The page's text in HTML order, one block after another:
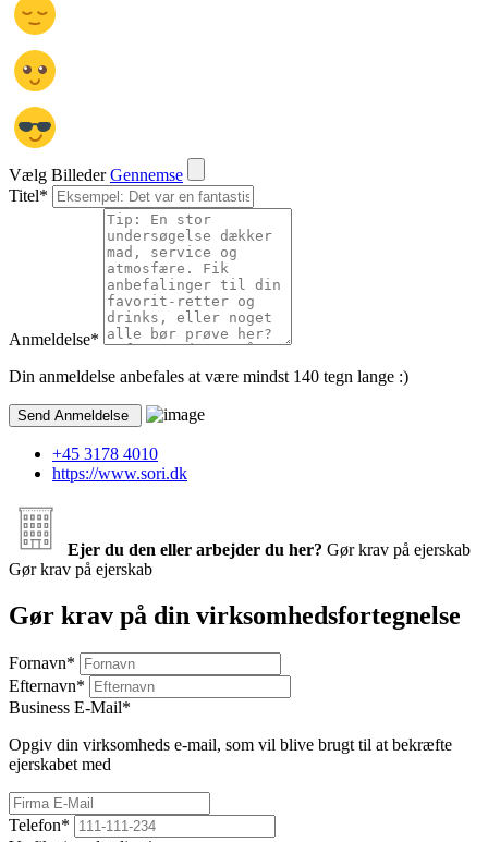
Vælg Billeder Gennemse
Titel*
Anmeldelse*
Din anmeldelse anbefales at være mindst 140 tegn lange :)
+45 3178 4010
https://www.sori.dk
Ejer du den eller arbejder du her? Gør krav på ejerskab
Gør krav på ejerskab
Gør krav på din virksomhedsfortegnelse
Fornavn*
Efternavn*
Business E-Mail*
Opgiv din virksomheds e-mail, som vil blive brugt til at bekræfte
ejerskabet med
Telefon*